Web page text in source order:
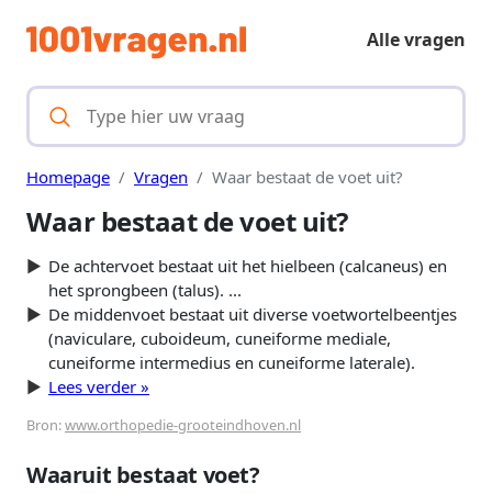
Alle vragen
Homepage Vragen Waar bestaat de voet uit?
Waar bestaat de voet uit?
De achtervoet bestaat uit het hielbeen (calcaneus) en
het sprongbeen (talus). ...
De middenvoet bestaat uit diverse voetwortelbeentjes
(naviculare, cuboideum, cuneiforme mediale,
cuneiforme intermedius en cuneiforme laterale).
Lees verder »
Bron:www.orthopedie-grooteindhoven.nl
Waaruit bestaat voet?